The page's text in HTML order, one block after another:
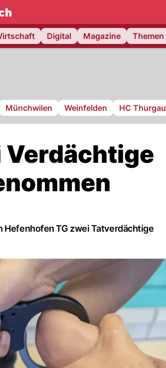
Digital Magazine Themen
Münchwilen Weinfelden HC Thurgau
Verdächtige
Hefenhofen TG zwei Tatverdächtige